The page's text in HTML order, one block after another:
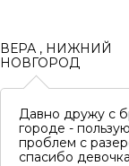
ВЕРА , НИЖНИЙ
НОВГОРОД
Давно дружу с
городе -
проблем с
спасибо